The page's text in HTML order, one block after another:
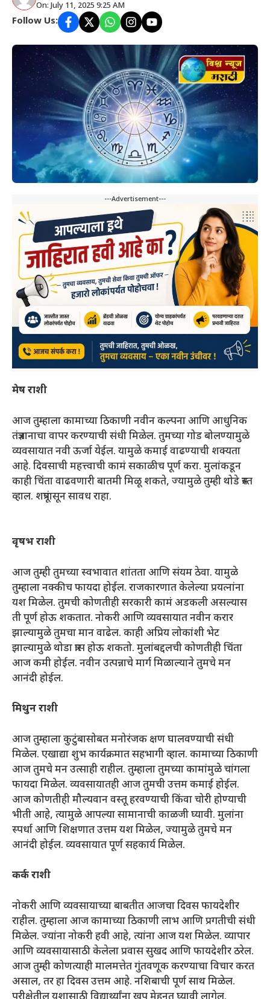
On: July 11, 2025 9:25 AM
Follow Us:
---Advertisement---
मेष राशी
आज तुम्हाला कामाच्या ठिकाणी नवीन कल्पना आणि आधुनिक
तंत्रज्ञानाचा वापर करण्याची संधी मिळेल. तुमच्या गोड बोलण्यामुळे
व्यवसायात नवी ऊर्जा येईल. यामुळे कमाई वाढण्याची शक्यता
आहे. दिवसाची महत्त्वाची कामं सकाळीच पूर्ण करा. मुलांकडून
काही चिंता वाढवणारी बातमी मिळू शकते, ज्यामुळे तुम्ही थोडे त्रस्त
व्हाल. शत्रूंपासून सावध राहा.
वृषभ राशी
आज तुम्ही तुमच्या स्वभावात शांतता आणि संयम ठेवा. यामुळे
तुम्हाला नक्कीच फायदा होईल. राजकारणात केलेल्या प्रयत्नांना
यश मिळेल. तुमची कोणतीही सरकारी कामं अडकली असल्यास
ती पूर्ण होऊ शकतात. नोकरी आणि व्यवसायात नवीन करार
झाल्यामुळे तुमचा मान वाढेल. काही अप्रिय लोकांशी भेट
झाल्यामुळे थोडा त्रास होऊ शकतो. मुलांबद्दलची कोणतीही चिंता
आज कमी होईल. नवीन उत्पन्नाचे मार्ग मिळाल्याने तुमचे मन
आनंदी होईल.
मिथुन राशी
आज तुम्हाला कुटुंबासोबत मनोरंजक क्षण घालवण्याची संधी
मिळेल. एखाद्या शुभ कार्यक्रमात सहभागी व्हाल. कामाच्या ठिकाणी
आज तुमचे मन उत्साही राहील. तुम्हाला तुमच्या कामांमुळे चांगला
फायदा मिळेल. व्यवसायातही आज तुमची उत्तम कमाई होईल.
आज कोणतीही मौल्यवान वस्तू हरवण्याची किंवा चोरी होण्याची
भीती आहे, त्यामुळे आपल्या सामानाची काळजी घ्यावी. मुलांना
स्पर्धा आणि शिक्षणात उत्तम यश मिळेल, ज्यामुळे तुमचे मन
आनंदी होईल. व्यवसायात पूर्ण सहकार्य मिळेल.
कर्क राशी
नोकरी आणि व्यवसायाच्या बाबतीत आजचा दिवस फायदेशीर
राहील. तुम्हाला आज कामाच्या ठिकाणी लाभ आणि प्रगतीची संधी
मिळेल. ज्यांना नोकरी हवी आहे, त्यांना आज यश मिळेल. व्यापार
आणि व्यवसायासाठी केलेला प्रवास सुखद आणि फायदेशीर ठरेल.
आज तुम्ही कोणत्याही मालमत्तेत गुंतवणूक करण्याचा विचार करत
असाल, तर हा दिवस उत्तम आहे. नशिबाची पूर्ण साथ मिळेल.